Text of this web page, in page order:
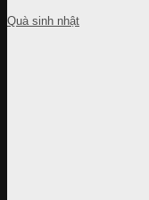
Quà sinh nhật